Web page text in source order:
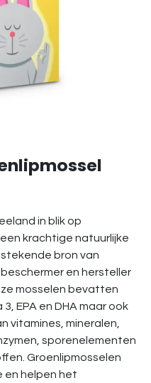
in blik op
krachtige natuurlijke
bron van
en hersteller
mosselen bevatten
EPA en DHA maar ook
vitamines, mineralen,
sporenelementen
Groenlipmosselen
en helpen het